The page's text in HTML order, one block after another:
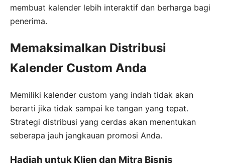
membuat kalender lebih interaktif dan berharga bagi
penerima.
Memaksimalkan Distribusi
Kalender Custom Anda
Memiliki kalender custom yang indah tidak akan
berarti jika tidak sampai ke tangan yang tepat.
Strategi distribusi yang cerdas akan menentukan
seberapa jauh jangkauan promosi Anda.
Hadiah untuk Klien dan Mitra Bisnis